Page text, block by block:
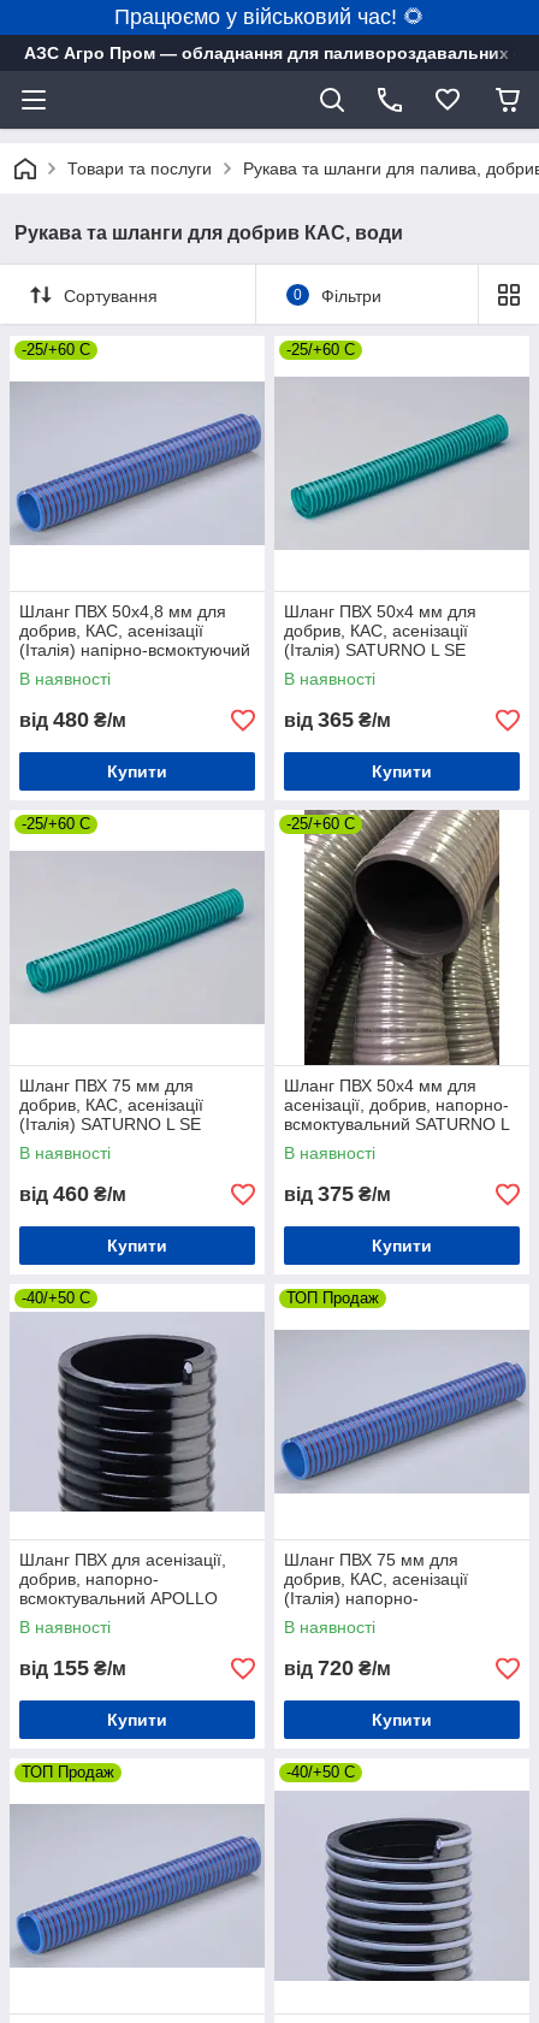
Працюємо у військовий час! 🌻
АЗС Агро Пром — обладнання для паливороздавальних
Товари та послуги Рукава та шланги для палива,
Рукава та шланги для добрив КАС, води
Сортування 0 Фільтри
-25/+60 С
Шланг ПВХ 50х4,8 мм для
добрив, КАС, асенізації
(Італія) напірно-всмоктуючий
В наявності
від 480 ₴/м
Купити
-25/+60 С
Шланг ПВХ 50х4 мм для
добрив, КАС, асенізації
(Італія) SATURNO L SE
GREEN напірно-всмоктуючий
В наявності
від 365 ₴/м
Купити
-25/+60 С
Шланг ПВХ 75 мм для
добрив, КАС, асенізації
(Італія) SATURNO L SE
GREEN напорно-
всмоктувальний
В наявності
від 460 ₴/м
Купити
-25/+60 C
Шланг ПВХ 50х4 мм для
асенізації, добрив, напорно-
всмоктувальний SATURNO L
SE GRAY
В наявності
від 375 ₴/м
Купити
-40/+50 С
Шланг ПВХ для асенізації,
добрив, напорно-
всмоктувальний APOLLO
SUPERFLEX
В наявності
від 155 ₴/м
Купити
ТОП Продаж
Шланг ПВХ 75 мм для
добрив, КАС, асенізації
(Італія) напорно-
всмоктувальний
В наявності
від 720 ₴/м
Купити
ТОП Продаж -40/+50 С